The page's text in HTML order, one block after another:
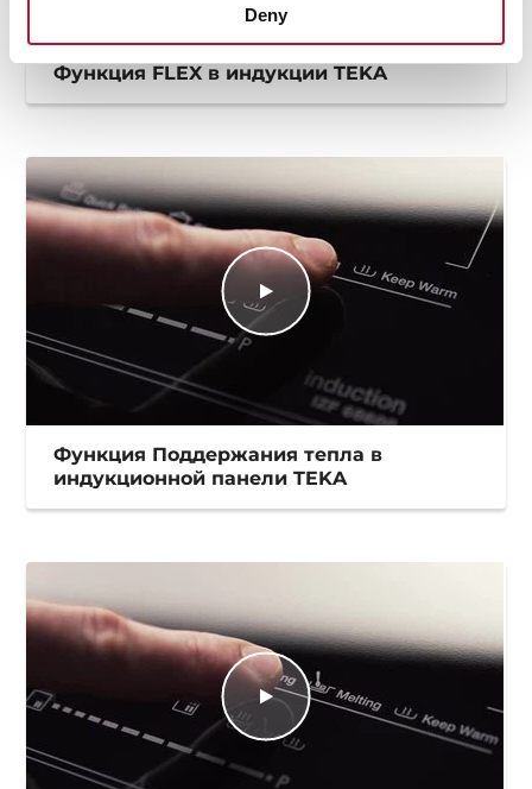
Deny
Функция FLEX в индукции TEKA
Функция Поддержания тепла в
индукционной панели TEKA